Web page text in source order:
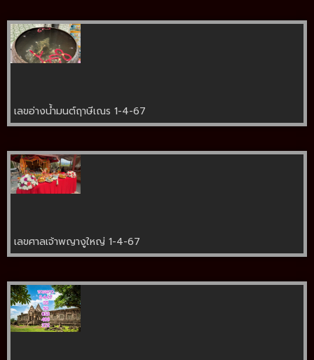
เลขอ่างน้ำมนต์ฤาษีเณร 1-4-67
เลขศาลเจ้าพญางูใหญ่ 1-4-67